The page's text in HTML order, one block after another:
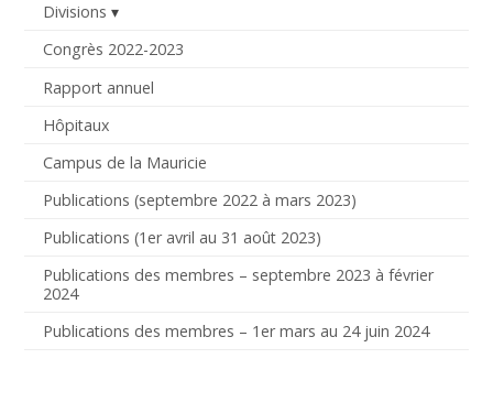
Divisions
Congrès 2022-2023
Rapport annuel
Hôpitaux
Campus de la Mauricie
Publications (septembre 2022 à mars 2023)
Publications (1er avril au 31 août 2023)
Publications des membres – septembre 2023 à février
2024
Publications des membres – 1er mars au 24 juin 2024